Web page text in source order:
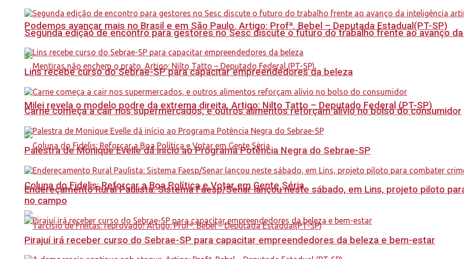
Podemos avançar mais no Brasil e em São Paulo. Artigo: Profª. Bebel – Deputada Estadual(PT-SP)
Milei revela o modelo podre da extrema direita. Artigo: Nilto Tatto – Deputado Federal (PT-SP)
Coluna do Fidelis: Reforçar a Boa Política e Votar em Gente Séria
Segunda edição de encontro para gestores no Sesc discute o futuro do trabalho frente ao avanço
Lins recebe curso do Sebrae-SP para capacitar empreendedores da beleza
Carne começa a cair nos supermercados, e outros alimentos reforçam alívio no bolso do consumidor
Palestra de Monique Evelle dá início ao Programa Potência Negra do Sebrae-SP
Endereçamento Rural Paulista: Sistema Faesp/Senar lançou neste sábado, em Lins, projeto piloto
no campo
Pirajuí irá receber curso do Sebrae-SP para capacitar empreendedores da beleza e bem-estar